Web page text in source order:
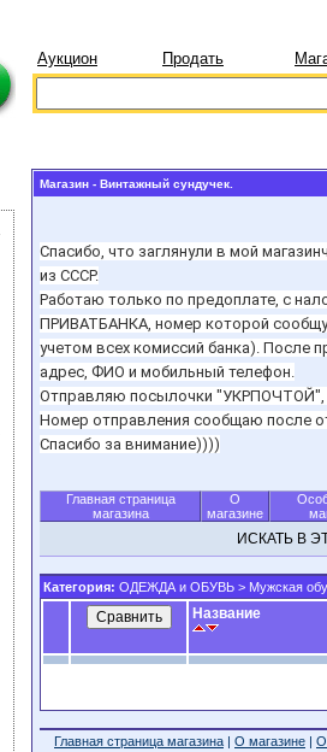
Аукцион Продать
Магазин - Винтажный сундучек.
Спасибо, что заглянули в мой
из СССР.
Работаю только по предоплате, с
ПРИВАТБАНКА, номер которой сообщу
учетом всех комиссий банка).
адрес, ФИО и мобильный телефон.
Отправляю посылочки "УКРПОЧТОЙ",
Номер отправления сообщаю после
Спасибо за внимание))))
Главная страница
магазина
О
магазине
ИСКАТЬ В
Категория: ОДЕЖДА и ОБУВЬ > Мужская
Название
Главная страница магазина | О магазине |